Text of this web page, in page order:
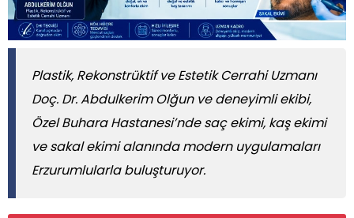
Plastik, Rekonstrüktif ve Estetik Cerrahi Uzmanı
Doç. Dr. Abdulkerim Olğun ve deneyimli ekibi,
Özel Buhara Hastanesi’nde saç ekimi, kaş ekimi
ve sakal ekimi alanında modern uygulamaları
Erzurumlularla buluşturuyor.